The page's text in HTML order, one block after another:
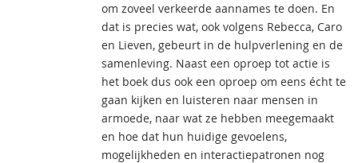
om zoveel verkeerde aannames te doen. En
dat is precies wat, ook volgens Rebecca, Caro
en Lieven, gebeurt in de hulpverlening en de
samenleving. Naast een oproep tot actie is
het boek dus ook een oproep om eens écht te
gaan kijken en luisteren naar mensen in
armoede, naar wat ze hebben meegemaakt
en hoe dat hun huidige gevoelens,
mogelijkheden en interactiepatronen nog